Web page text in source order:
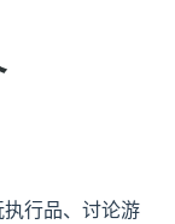
行品、讨论游